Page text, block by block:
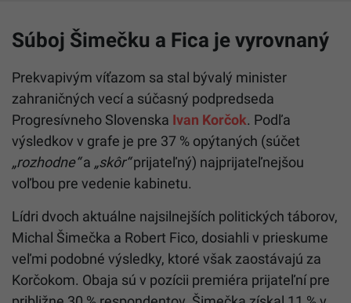
Súboj Šimečku a Fica je vyrovnaný
Prekvapivým víťazom sa stal bývalý minister
zahraničných vecí a súčasný podpredseda
Progresívneho Slovenska Ivan Korčok. Podľa
výsledkov v grafe je pre 37 % opýtaných (súčet
„rozhodne“a „skôr“prijateľný) najprijateľnejšou
voľbou pre vedenie kabinetu.
Lídri dvoch aktuálne najsilnejších politických táborov,
Michal Šimečka a Robert Fico, dosiahli v prieskume
veľmi podobné výsledky, ktoré však zaostávajú za
Korčokom. Obaja sú v pozícii premiéra prijateľní pre